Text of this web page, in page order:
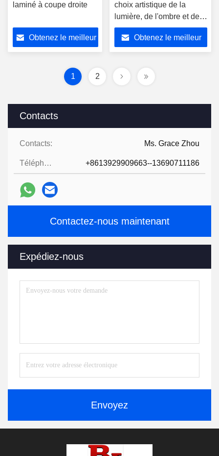
Contacts
Contacts: Ms. Grace Zhou
Téléphone: +8613929909663--13690711186
Contactez-nous maintenant
Expédiez-nous
Envoyez
laminé à coupe droite
Obtenez le meilleur
choix artistique de la
lumière, de l'ombre et de
la texture
Obtenez le meilleur
1 2